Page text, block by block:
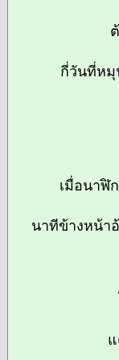
กี่วันที่หมุ
เมื่อนาฬิ
นาทีข้างหน้า